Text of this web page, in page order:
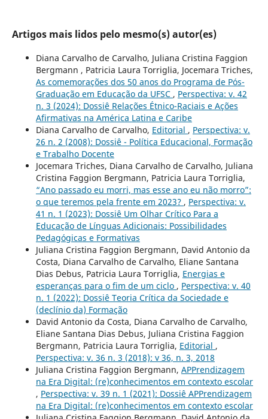
Artigos mais lidos pelo mesmo(s) autor(es)
Diana Carvalho de Carvalho, Juliana Cristina Faggion
Bergmann , Patricia Laura Torriglia, Jocemara Triches,
As comemorações dos 50 anos do Programa de Pós-
Graduação em Educação da UFSC , Perspectiva: v. 42
n. 3 (2024): Dossiê Relações Étnico-Raciais e Ações
Afirmativas na América Latina e Caribe
Diana Carvalho de Carvalho, Editorial , Perspectiva: v.
26 n. 2 (2008): Dossiê - Política Educacional, Formação
e Trabalho Docente
Jocemara Triches, Diana Carvalho de Carvalho, Juliana
Cristina Faggion Bergmann, Patricia Laura Torriglia,
“Ano passado eu morri, mas esse ano eu não morro”:
o que teremos pela frente em 2023? , Perspectiva: v.
41 n. 1 (2023): Dossiê Um Olhar Crítico Para a
Educação de Línguas Adicionais: Possibilidades
Pedagógicas e Formativas
Juliana Cristina Faggion Bergmann, David Antonio da
Costa, Diana Carvalho de Carvalho, Eliane Santana
Dias Debus, Patricia Laura Torriglia, Energias e
esperanças para o fim de um ciclo , Perspectiva: v. 40
n. 1 (2022): Dossiê Teoria Crítica da Sociedade e
(declínio da) Formação
David Antonio da Costa, Diana Carvalho de Carvalho,
Eliane Santana Dias Debus, Juliana Cristina Faggion
Bergmann, Patricia Laura Torriglia, Editorial ,
Perspectiva: v. 36 n. 3 (2018): v 36, n. 3, 2018
Juliana Cristina Faggion Bergmann, APPrendizagem
na Era Digital: (re)conhecimentos em contexto escolar
, Perspectiva: v. 39 n. 1 (2021): Dossiê APPrendizagem
na Era Digital: (re)conhecimentos em contexto escolar